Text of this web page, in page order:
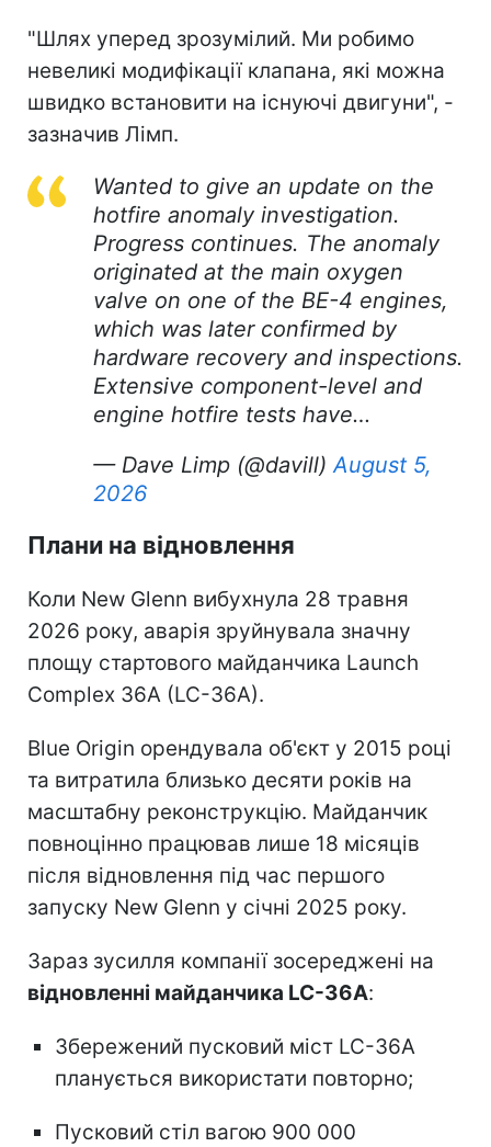
"Шлях уперед зрозумілий. Ми робимо
невеликі модифікації клапана, які можна
швидко встановити на існуючі двигуни", -
зазначив Лімп.
Wanted to give an update on the
hotfire anomaly investigation.
Progress continues. The anomaly
originated at the main oxygen
valve on one of the BE-4 engines,
which was later confirmed by
hardware recovery and inspections.
Extensive component-level and
engine hotfire tests have…
— Dave Limp (@davill) August 5,
2026
Плани на відновлення
Коли New Glenn вибухнула 28 травня
2026 року, аварія зруйнувала значну
площу стартового майданчика Launch
Complex 36A (LC-36A).
Blue Origin орендувала об'єкт у 2015 році
та витратила близько десяти років на
масштабну реконструкцію. Майданчик
повноцінно працював лише 18 місяців
після відновлення під час першого
запуску New Glenn у січні 2025 року.
Зараз зусилля компанії зосереджені на
відновленні майданчика LC-36A:
Збережений пусковий міст LC-36A
планується використати повторно;
Пусковий стіл вагою 900 000